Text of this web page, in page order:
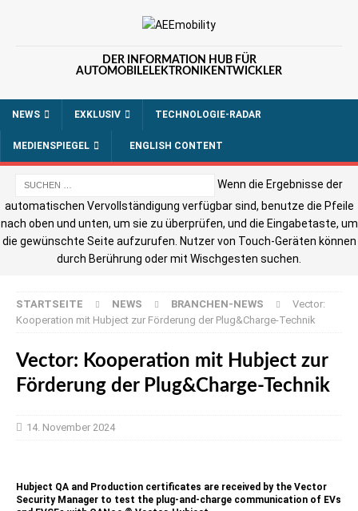
DER INFORMATION HUB FÜR
AUTOMOBILELEKTRONIKENTWICKLER
NEWS EXKLUSIV TECHNOLOGIE-RADAR
MEDIENSPIEGEL ENGLISH CONTENT
Wenn die Ergebnisse der
automatischen Vervollständigung verfügbar sind, benutze die Pfeile
nach oben und unten, um sie zu überprüfen, und die Eingabetaste, um
die gewünschte Seite aufzurufen. Nutzer von Touch-Geräten können
durch Berührung oder mit Wischgesten suchen.
STARTSEITE NEWS BRANCHEN-NEWS
Vector:
Kooperation mit Hubject zur Förderung der Plug&Charge-Technik
Vector: Kooperation mit Hubject zur
Förderung der Plug&Charge-Technik
14. November 2024
Hubject QA and Production certificates are received by the Vector
Security Manager to test the plug-and-charge communication of EVs